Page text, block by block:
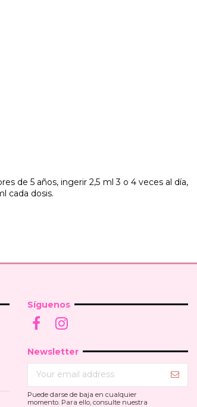
de 5 años, ingerir 2,5 ml 3 o 4 veces al día,
cada dosis.
Síguenos
Newsletter
Puede darse de baja en cualquier
momento. Para ello, consulte nuestra